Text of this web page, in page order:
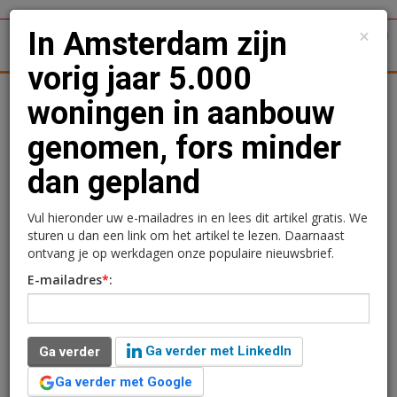
Woningmarkt
In Amsterdam zijn vorig
jaar 5.000 woningen in
aanbouw genomen, fors
minder dan gepland
In 2023 zijn er in Amsterdam 5.000 woningen in
aanbouw genomen, wat 2.500 minder is dan gepland
×
In Amsterdam zijn
vorig jaar 5.000
woningen in aanbouw
genomen, fors minder
dan gepland
Vul hieronder uw e-mailadres in en lees dit artikel gratis. We
sturen u dan een link om het artikel te lezen. Daarnaast
ontvang je op werkdagen onze populaire nieuwsbrief.
E-mailadres*:
Ga verder
Ga verder met LinkedIn
Ga verder met Google